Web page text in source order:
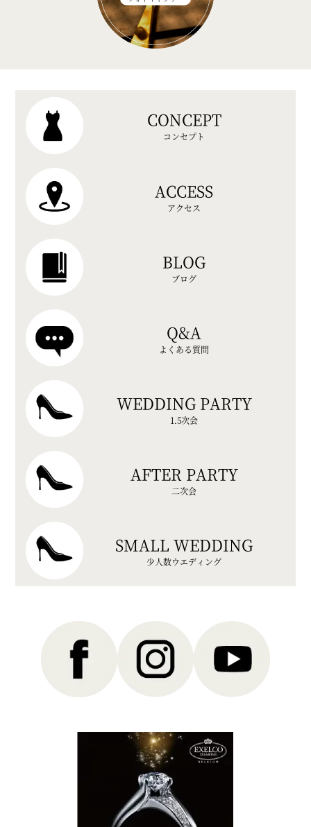
CONCEPT
コンセプト
ACCESS
アクセス
BLOG
ブログ
Q&A
よくある質問
WEDDING PARTY
1.5次会
AFTER PARTY
二次会
SMALL WEDDING
少人数ウエディング